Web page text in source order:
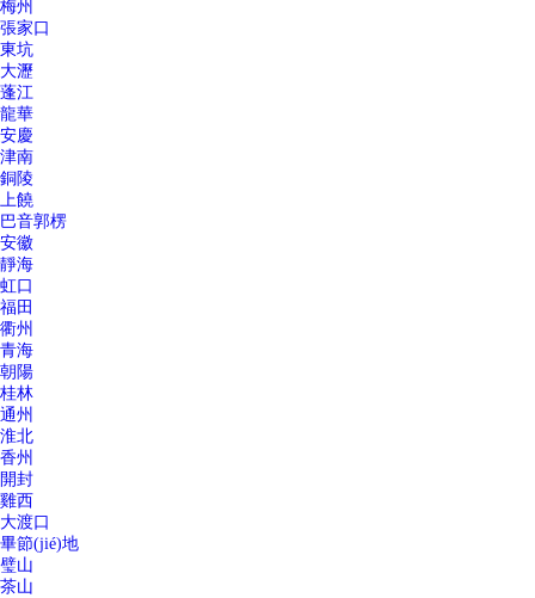
梅州
張家口
東坑
大瀝
蓬江
龍華
安慶
津南
銅陵
上饒
巴音郭楞
安徽
靜海
虹口
福田
衢州
青海
朝陽
桂林
通州
淮北
香州
開封
雞西
大渡口
畢節(jié)地
璧山
茶山